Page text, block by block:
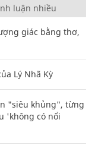
luận nhiều
giác bằng thơ,
Lý Nhã Kỳ
"siêu khủng", từng
'không có nổi